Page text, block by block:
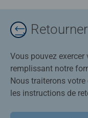
Vous pouvez
remplissant notre
Nous traiterons
les instructions de